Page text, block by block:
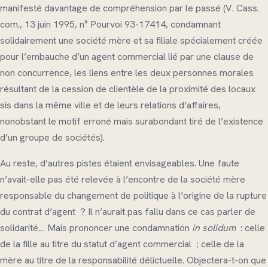
manifesté davantage de compréhension par le passé (V. Cass.
com., 13 juin 1995, n° Pourvoi 93-17414, condamnant
solidairement une société mère et sa filiale spécialement créée
pour l’embauche d’un agent commercial lié par une clause de
non concurrence, les liens entre les deux personnes morales
résultant de la cession de clientèle de la proximité des locaux
sis dans la même ville et de leurs relations d’affaires,
nonobstant le motif erroné mais surabondant tiré de l’existence
d’un groupe de sociétés).
Au reste, d’autres pistes étaient envisageables. Une faute
n’avait-elle pas été relevée à l’encontre de la société mère
responsable du changement de politique à l’origine de la rupture
du contrat d’agent ? Il n’aurait pas fallu dans ce cas parler de
solidarité… Mais prononcer une condamnation in solidum: celle
de la fille au titre du statut d’agent commercial ; celle de la
mère au titre de la responsabilité délictuelle. Objectera-t-on que